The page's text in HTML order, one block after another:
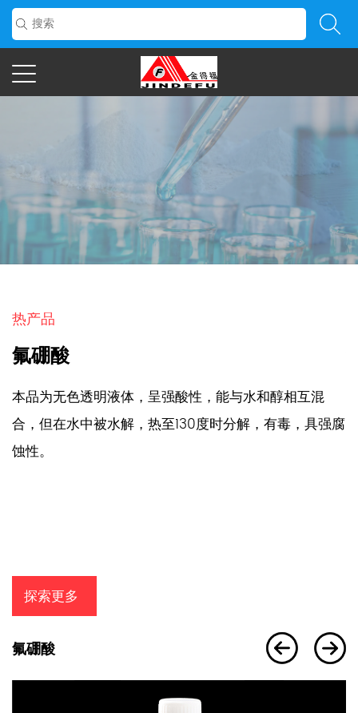
了解更多
热产品
氟硼酸
本品为无色透明液体，呈强酸性，能与水和醇相互混
合，但在水中被水解，热至130度时分解，有毒，具强腐
蚀性。
探索更多
氟硼酸